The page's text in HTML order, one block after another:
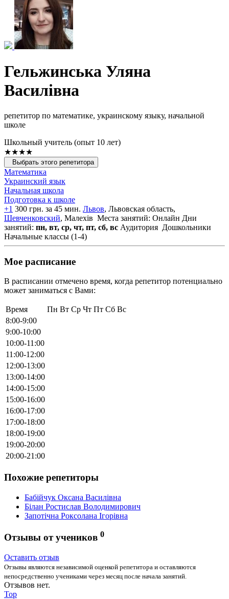
Гельжинська Уляна
Василівна
репетитор по математике, украинскому языку, начальной
школе
Школьный учитель (опыт 10 лет)
★★★★
Выбрать этого репетитора
Математика
Украинский язык
Начальная школа
Подготовка к школе
+1 300 грн. за 45 мин. Львов, Львовская область,
Шевченковский, Малехів Места занятий: Онлайн Дни
занятий: пн, вт, ср, чт, пт, сб, вс Аудитория Дошкольники
Начальные классы (1-4)
Мое расписание
В расписании отмечено время, когда репетитор потенциально
может заниматься с Вами:
Время Пн Вт Ср Чт Пт Сб Вс
8:00-9:00
9:00-10:00
10:00-11:00
11:00-12:00
12:00-13:00
13:00-14:00
14:00-15:00
15:00-16:00
16:00-17:00
17:00-18:00
18:00-19:00
19:00-20:00
20:00-21:00
Похожие репетиторы
Бабійчук Оксана Василівна
Білан Ростислав Володимирович
Запотічна Роксолана Ігорівна
Отзывы от учеников 0
Оставить отзыв
Отзывы являются независимой оценкой репетитора и оставляются
непосредственно учениками через месяц после начала занятий.
Отзывов нет.
Top